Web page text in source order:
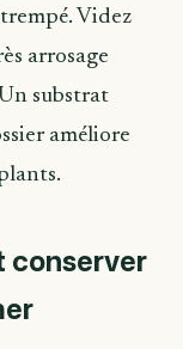
Videz
arrosage
substrat
améliore
conserver